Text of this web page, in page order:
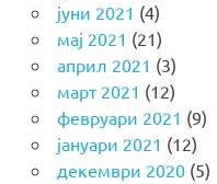
јуни 2021 (4)
мај 2021 (21)
април 2021 (3)
март 2021 (12)
февруари 2021 (9)
јануари 2021 (12)
декември 2020(5)